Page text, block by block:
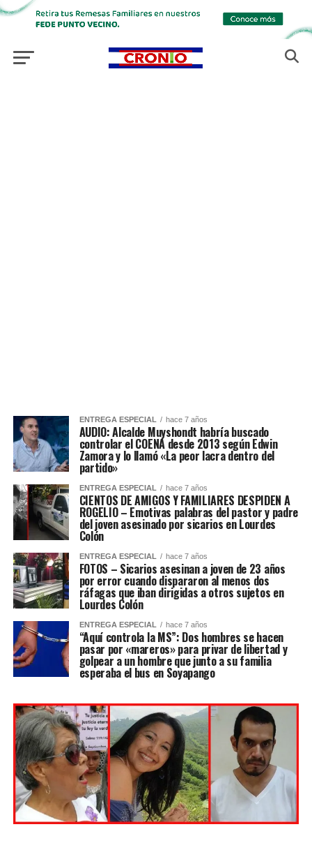
ENTREGA ESPECIAL hace 7 años
AUDIO: Alcalde Muyshondt habría buscado
controlar el COENA desde 2013 según Edwin
Zamora y lo llamó «La peor lacra dentro del
partido»
ENTREGA ESPECIAL hace 7 años
CIENTOS DE AMIGOS Y FAMILIARES DESPIDEN A
ROGELIO – Emotivas palabras del pastor y padre
del joven asesinado por sicarios en Lourdes
Colón
ENTREGA ESPECIAL hace 7 años
FOTOS – Sicarios asesinan a joven de 23 años
por error cuando dispararon al menos dos
ráfagas que iban dirigidas a otros sujetos en
Lourdes Colón
ENTREGA ESPECIAL hace 7 años
“Aquí controla la MS”: Dos hombres se hacen
pasar por «mareros» para privar de libertad y
golpear a un hombre que junto a su familia
esperaba el bus en Soyapango